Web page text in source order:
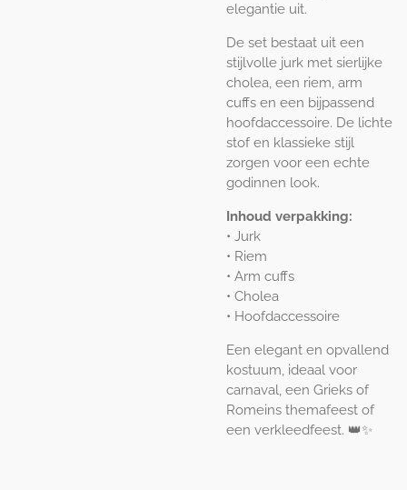
elegantie uit.
De set bestaat uit een
stijlvolle jurk met sierlijke
cholea, een riem, arm
cuffs en een bijpassend
hoofdaccessoire. De lichte
stof en klassieke stijl
zorgen voor een echte
godinnen look.
Inhoud verpakking:
• Jurk
• Riem
• Arm cuffs
• Cholea
• Hoofdaccessoire
Een elegant en opvallend
kostuum, ideaal voor
carnaval, een Grieks of
Romeins themafeest of
een verkleedfeest. 👑✨